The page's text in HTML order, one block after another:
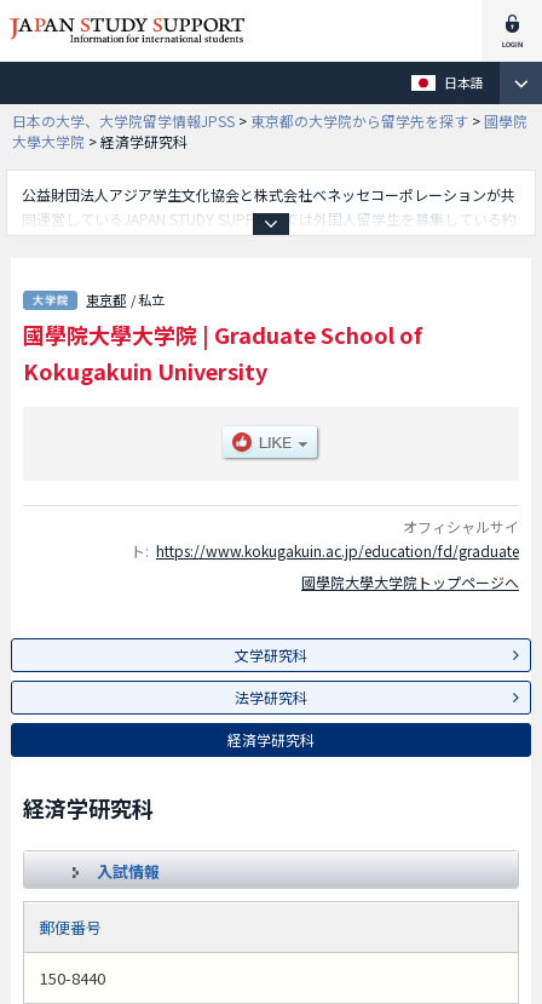
日本語
日本の大学、大学院留学情報JPSS > 東京都の大学院から留学先を探す > 國學院
大學大学院 >経済学研究科
公益財団法人アジア学生文化協会と株式会社ベネッセコーポレーションが共
同運営しているJAPAN STUDY SUPPORTでは外国人留学生を募集している約
や法学研究科や経済学研究科等、研究科別情報や、募集定員や合格者数など
入試情報、施設案内、アクセスなど外国人留学生に必要な情報を掲載してい
るので是非ご利用ください。
東京都 / 私立
國學院大學大学院| Graduate School of
Kokugakuin University
オフィシャルサイ
ト: https://www.kokugakuin.ac.jp/education/fd/graduate
國學院大學大学院トップページへ
文学研究科
法学研究科
経済学研究科
経済学研究科
入試情報
郵便番号
150-8440